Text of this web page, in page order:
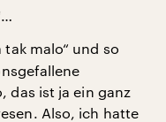
tak malo“ und so
das ist ja ein ganz
Also, ich hatte